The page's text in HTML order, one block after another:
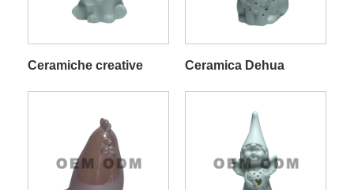
Ceramiche creative Ceramica Dehua